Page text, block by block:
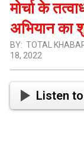
मोर्चा के
अभियान का
BY: TOTAL
18, 2022
Listen